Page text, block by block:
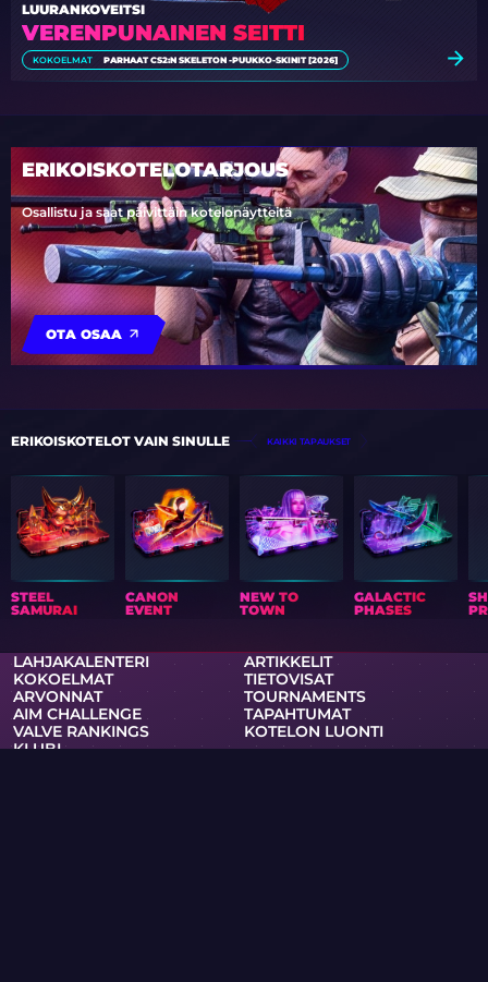
VERENPUNAINEN SEITTI
LUURANKOVEITSI
KOKOELMAT PARHAAT CS2:N SKELETON -PUUKKO-SKINIT [2026]
ERIKOISKOTELOTARJOUS
Osallistu ja saat päivittäin kotelonäytteitä
OTA OSAA
ERIKOISKOTELOT VAIN SINULLE KAIKKI TAPAUKSET
STEEL
SAMURAI
CANON
EVENT
NEW TO
TOWN
GALACTIC
PHASES
LAHJAKALENTERI
ARTIKKELIT
KOKOELMAT
TIETOVISAT
ARVONNAT
TOURNAMENTS
AIM CHALLENGE
TAPAHTUMAT
VALVE RANKINGS
KOTELON LUONTI
KLUBI